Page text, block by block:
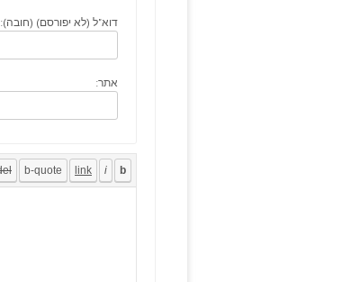
דוא"ל (לא יפורסם) (חובה):
אתר: